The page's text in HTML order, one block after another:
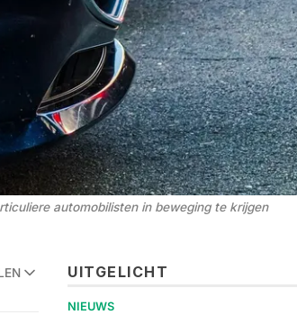
automobilisten in beweging te krijgen
UITGELICHT
NIEUWS